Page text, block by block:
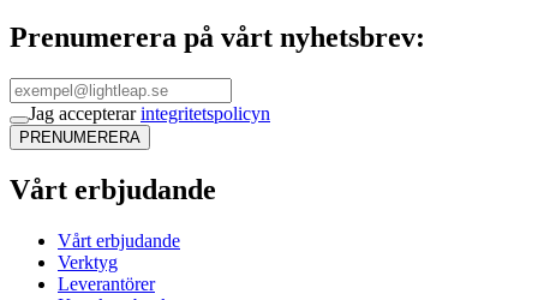
Prenumerera på vårt nyhetsbrev:
Jag accepterarintegritetspolicyn
PRENUMERERA
Vårt erbjudande
Vårt erbjudande
Verktyg
Leverantörer